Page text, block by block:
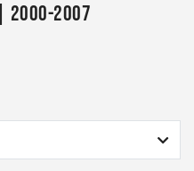
2000-2007